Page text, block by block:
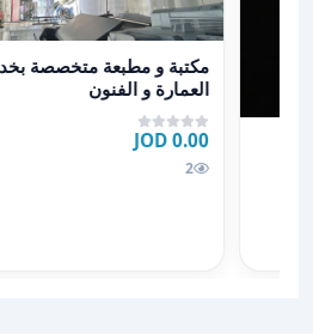
او كرتك الخاص
عرض تفاصيل مكتبة و
مكتبة و مطبعة متخصصة
العمارة و الفنون
0.00 JOD
2